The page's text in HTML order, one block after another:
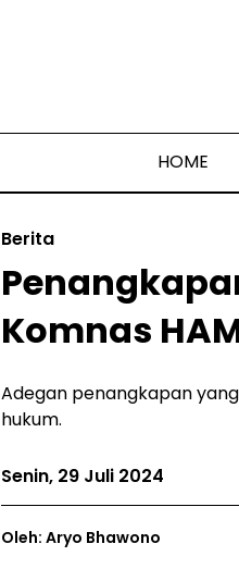
HOME
Berita
Komnas
Adegan penangkapan
hukum.
Senin, 29 Juli 2024
Oleh: Aryo Bhawono